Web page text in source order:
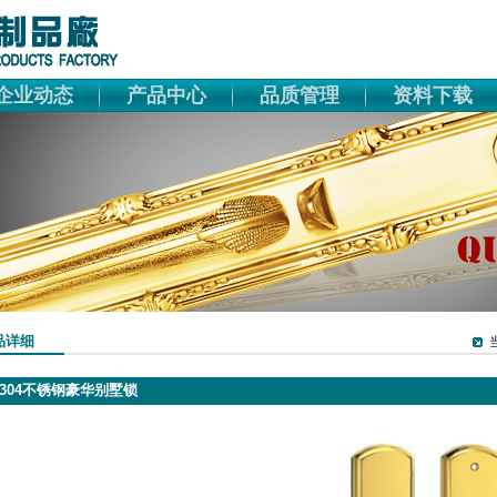
业动态 产品中心 品质管理 资料下载
详细
304不锈钢豪华别墅锁